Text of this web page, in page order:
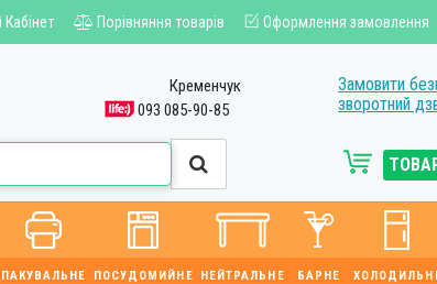
Порівняння товарів Оформлення замовлення
Кременчук
093 085-90-85
Замовити
зворотний
ПАКУВАЛЬНЕ ПОСУДОМИЙНЕ НЕЙТРАЛЬНЕ БАРНЕ